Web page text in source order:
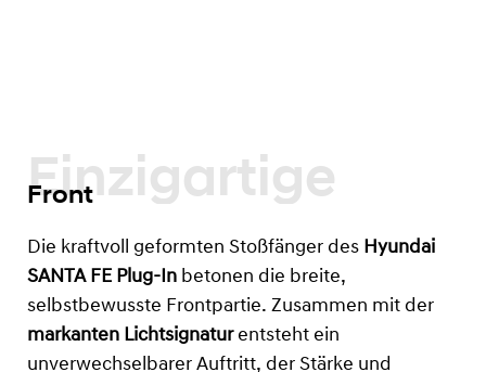
Einzigartige
Front
Die kraftvoll geformten Stoßfänger des Hyundai
SANTA FE Plug-In betonen die breite,
selbstbewusste Frontpartie. Zusammen mit der
markanten Lichtsignatur entsteht ein
unverwechselbarer Auftritt, der Stärke und